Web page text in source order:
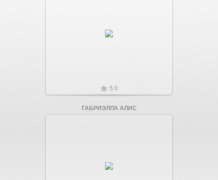
Увеличить
5.0
ГАБРИЭЛЛА АЛИС
Увеличить